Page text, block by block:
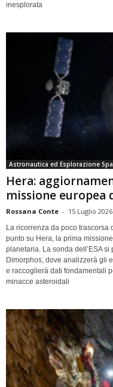
inesplorata
Astronautica ed Esplorazione
Hera:
missione europea
Rossana Conte - 15 Luglio 2026
La ricorrenza da poco trascorsa
punto su Hera, la prima
planetaria. La sonda dell’ESA
Dimorphos, dove analizzerà gli
e raccoglierà dati fondamentali
minacce asteroidali